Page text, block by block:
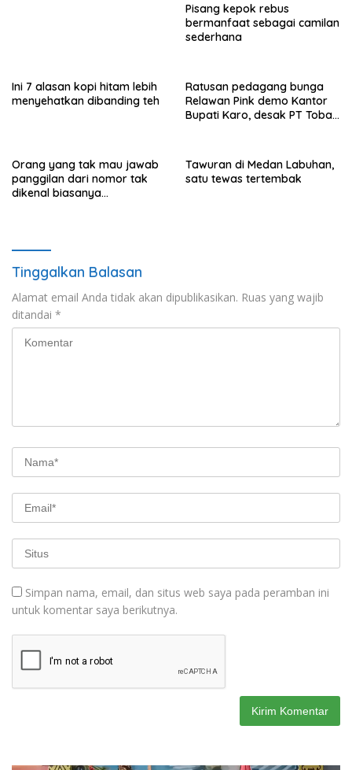
Pisang kepok rebus
bermanfaat sebagai camilan
sederhana
Ini 7 alasan kopi hitam lebih
menyehatkan dibanding teh
Ratusan pedagang bunga
Relawan Pink demo Kantor
Bupati Karo, desak PT Toba
Orang yang tak mau jawab
panggilan dari nomor tak
dikenal biasanya
Tawuran di Medan Labuhan,
satu tewas tertembak
Tinggalkan Balasan
Alamat email Anda tidak akan dipublikasikan. Ruas yang wajib
ditandai *
Simpan nama, email, dan situs web saya pada peramban ini
untuk komentar saya berikutnya.